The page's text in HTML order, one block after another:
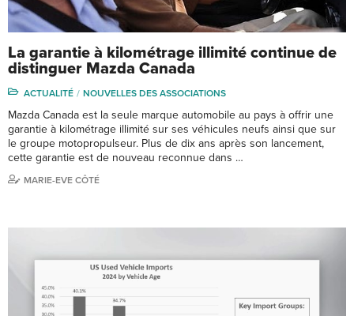
La garantie à kilométrage illimité continue de
distinguer Mazda Canada
ACTUALITÉ NOUVELLES DES ASSOCIATIONS
Mazda Canada est la seule marque automobile au pays à offrir une
garantie à kilométrage illimité sur ses véhicules neufs ainsi que sur
le groupe motopropulseur. Plus de dix ans après son lancement,
cette garantie est de nouveau reconnue dans …
MARIE-EVE CÔTÉ